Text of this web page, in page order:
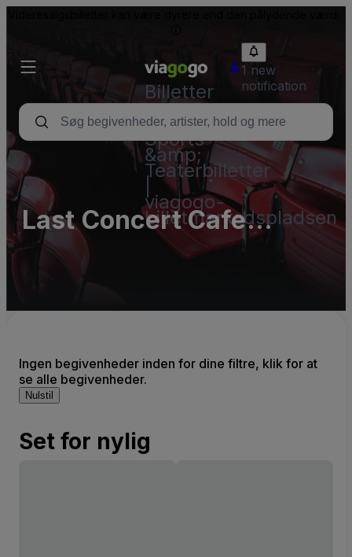
Billetter
-
Koncert-,
Sports-
&amp;
Teaterbilletter
viagogo-
billetmarkedspladsen
1 new
notification
Last Concert Cafe
Parking Lots (InActive)
Ingen begivenheder inden for dine filtre, klik for at
se alle begivenheder.
Nulstil
Set for nylig